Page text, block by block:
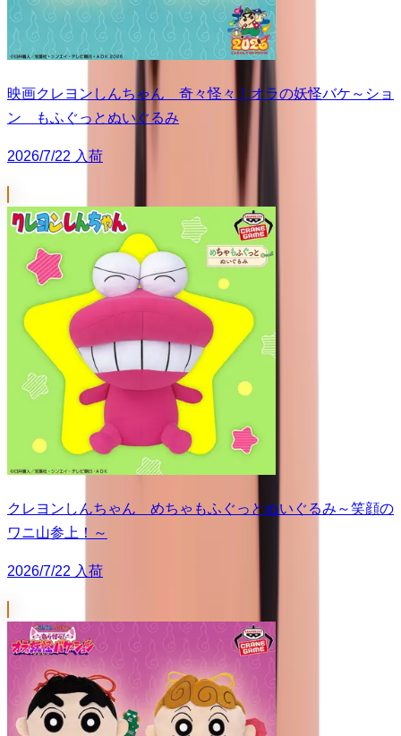
映画クレヨンしんちゃん 奇々怪々！オラの妖怪バケ～ショ
ン もふぐっとぬいぐるみ
2026/7/22 入荷
クレヨンしんちゃん めちゃもふぐっとぬいぐるみ～笑顔の
ワニ山参上！～
2026/7/22 入荷